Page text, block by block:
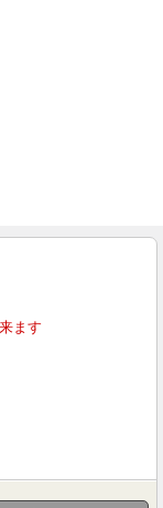
ます